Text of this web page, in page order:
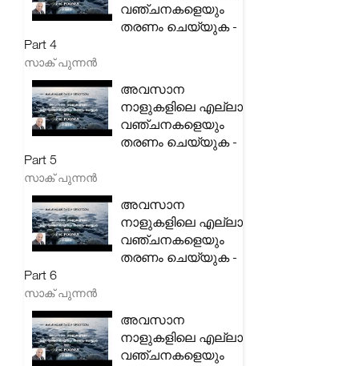
വഞ്ചനകളെയും
തരണം ചെയ്യുക -
Part 4
സാക് പുന്നൻ
അവസാന
നാളുകളിലെ എല്ലാ
വഞ്ചനകളെയും
തരണം ചെയ്യുക -
Part 5
സാക് പുന്നൻ
അവസാന
നാളുകളിലെ എല്ലാ
വഞ്ചനകളെയും
തരണം ചെയ്യുക -
Part 6
സാക് പുന്നൻ
അവസാന
നാളുകളിലെ എല്ലാ
വഞ്ചനകളെയും